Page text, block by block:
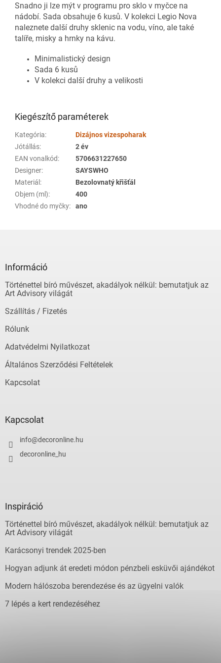
Snadno ji lze mýt v programu pro sklo v myčce na
nádobí. Sada obsahuje 6 kusů. V kolekci Legio Nova
naleznete další druhy sklenic na vodu, víno, ale také
talíře, misky a hrnky na kávu.
Minimalistický design
Sada 6 kusů
V kolekci další druhy a velikosti
Kiegészítő paraméterek
Kategória:
Dizájnos vizespoharak
Jótállás:
2 év
EAN vonalkód:
5706631227650
Designer:
SAYSWHO
Materiál :
Bezolovnatý křišťál
Objem (ml):
400
Vhodné do myčky: ano
Információ
Történettel bíró művészet, akadályok nélkül: bemutatjuk az
Art Advisory világát
Szállítás / Fizetés
Rólunk
Adatvédelmi Nyilatkozat
Általános Szerződési Feltételek
Kapcsolat
Kapcsolat
info@decoronline.hu
decoronline_hu
Inspiráció
Történettel bíró művészet, akadályok nélkül: bemutatjuk az
Art Advisory világát
Karácsonyi trendek 2025-ben
Hogyan adjunk át eredeti módon pénzbeli esküvői ajándékot
Modern hálószoba berendezése és az ügyelni valók
7 lépés a kert rendezéséhez